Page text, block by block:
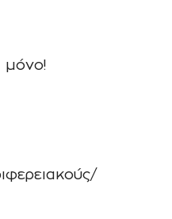
μόνο!